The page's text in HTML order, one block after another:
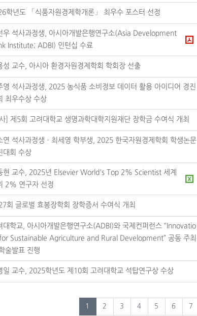
학년도 「식품자원경제학개론」 최우수 포스터 선정
우 석사과정생, 아시아개발은행연구소(Asia Development
Institute; ADBI) 인턴십 수료
성 교수, 아시아 환경자원경제학회 학회장 선출
영 석사과정생, 2025 농식품 소비정보 데이터 활용 아이디어 경진
최우수상 수상
사] 제5회 고려대학교 생명과학대학지원재단 장학금 수여식 개최
연 석사과정생 · 최세영 학부생, 2025 한국자원경제학회 학생논문
대회 수상
현 교수, 2025년 Elsevier World's Top 2% Scientist 세계
2% 연구자 선정
회 글로벌 효봉장학회 장학증서 수여식 개최
대학교, 아시아개발은행연구소(ADBI)와 국제컨퍼런스 “Innovatio
Sustainable Agriculture and Rural Development” 공동 주최
술발표 진행
일 교수, 2025학년도 제10회 고려대학교 석탑연구상 수상
1 2 3 4 5 6 7